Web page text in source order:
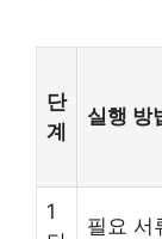
단
계
실행 방
1
필요 서